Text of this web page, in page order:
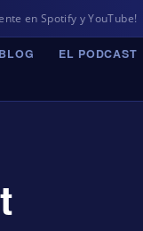
YouTube!
BLOG EL PODCAST